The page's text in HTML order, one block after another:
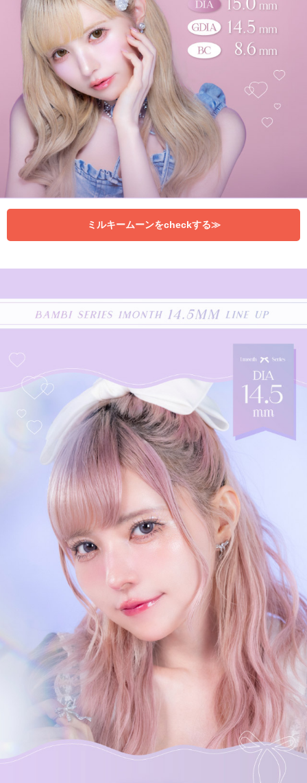
ミルキームーンをcheckする≫